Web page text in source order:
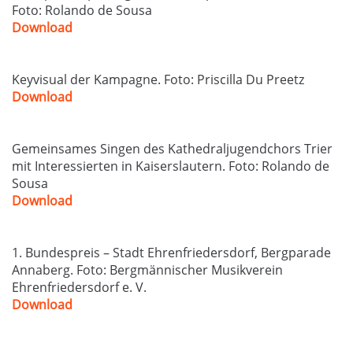
Foto: Rolando de Sousa
Download
Keyvisual der Kampagne. Foto: Priscilla Du Preetz
Download
Gemeinsames Singen des Kathedraljugendchors Trier
mit Interessierten in Kaiserslautern. Foto: Rolando de
Sousa
Download
1. Bundespreis – Stadt Ehrenfriedersdorf, Bergparade
Annaberg. Foto: Bergmännischer Musikverein
Ehrenfriedersdorf e. V.
Download